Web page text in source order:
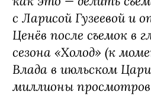
с Ларисой Гузеевой и
Ценёв после съемок в
сезона «Холод» (к
Влада в июльском
миллионы